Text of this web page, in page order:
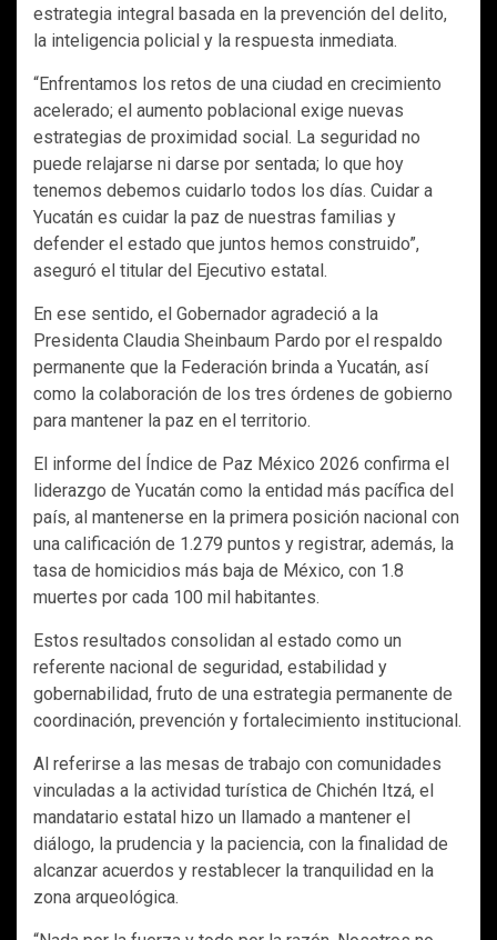
estrategia integral basada en la prevención del delito,
la inteligencia policial y la respuesta inmediata.
“Enfrentamos los retos de una ciudad en crecimiento
acelerado; el aumento poblacional exige nuevas
estrategias de proximidad social. La seguridad no
puede relajarse ni darse por sentada; lo que hoy
tenemos debemos cuidarlo todos los días. Cuidar a
Yucatán es cuidar la paz de nuestras familias y
defender el estado que juntos hemos construido”,
aseguró el titular del Ejecutivo estatal.
En ese sentido, el Gobernador agradeció a la
Presidenta Claudia Sheinbaum Pardo por el respaldo
permanente que la Federación brinda a Yucatán, así
como la colaboración de los tres órdenes de gobierno
para mantener la paz en el territorio.
El informe del Índice de Paz México 2026 confirma el
liderazgo de Yucatán como la entidad más pacífica del
país, al mantenerse en la primera posición nacional con
una calificación de 1.279 puntos y registrar, además, la
tasa de homicidios más baja de México, con 1.8
muertes por cada 100 mil habitantes.
Estos resultados consolidan al estado como un
referente nacional de seguridad, estabilidad y
gobernabilidad, fruto de una estrategia permanente de
coordinación, prevención y fortalecimiento institucional.
Al referirse a las mesas de trabajo con comunidades
vinculadas a la actividad turística de Chichén Itzá, el
mandatario estatal hizo un llamado a mantener el
diálogo, la prudencia y la paciencia, con la finalidad de
alcanzar acuerdos y restablecer la tranquilidad en la
zona arqueológica.